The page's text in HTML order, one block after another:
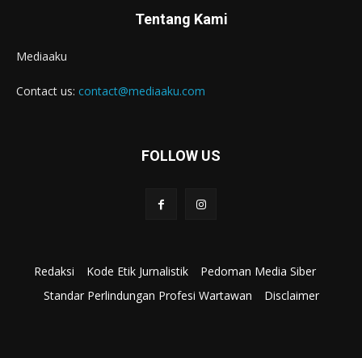
Tentang Kami
Mediaaku
Contact us: contact@mediaaku.com
FOLLOW US
Redaksi Kode Etik Jurnalistik
Pedoman Media Siber
Standar Perlindungan Profesi Wartawan
Disclaimer